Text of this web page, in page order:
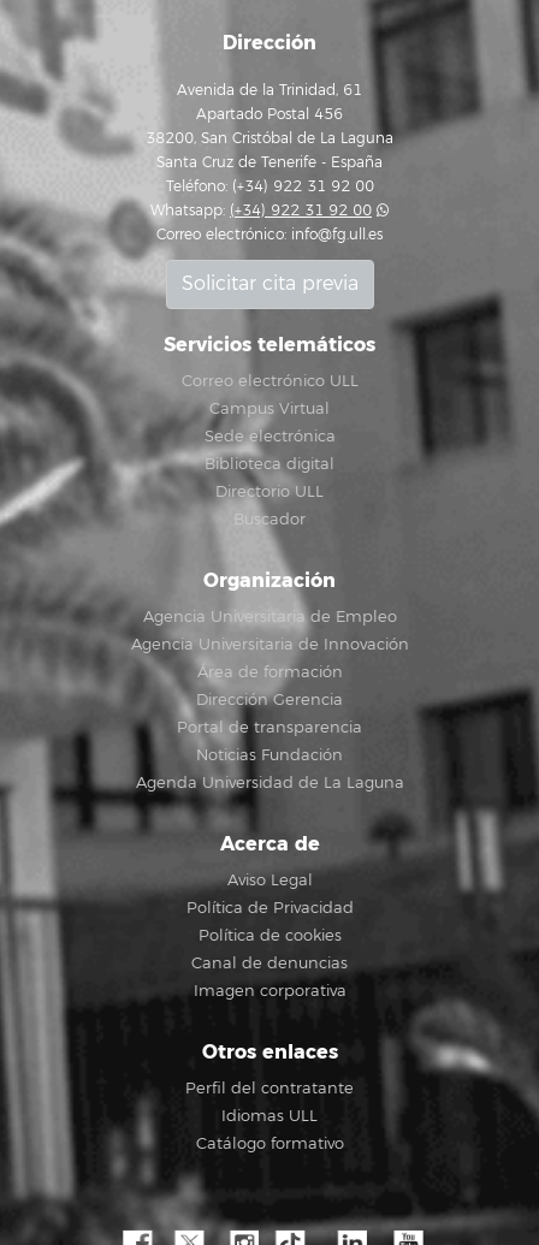
Dirección
Avenida de la Trinidad, 61
Apartado Postal 456
38200, San Cristóbal de La Laguna
Santa Cruz de Tenerife - España
Teléfono: (+34) 922 31 92 00
Whatsapp: (+34) 922 31 92 00
Correo electrónico: info@fg.ull.es
Solicitar cita previa
Servicios telemáticos
Correo electrónico ULL
Campus Virtual
Sede electrónica
Biblioteca digital
Directorio ULL
Buscador
Organización
Agencia Universitaria de Empleo
Agencia Universitaria de Innovación
Área de formación
Dirección Gerencia
Portal de transparencia
Noticias Fundación
Agenda Universidad de La Laguna
Acerca de
Aviso Legal
Política de Privacidad
Política de cookies
Canal de denuncias
Imagen corporativa
Otros enlaces
Perfil del contratante
Idiomas ULL
Catálogo formativo